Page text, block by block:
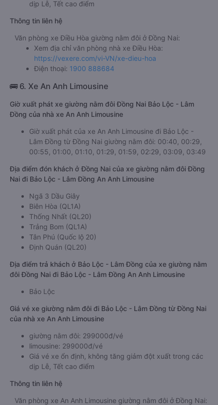
dịp Lễ, Tết cao điểm
Thông tin liên hệ
Văn phòng xe Điều Hòa giường nằm đôi ở Đồng Nai:
Xem địa chỉ văn phòng nhà xe Điều Hòa:
https://vexere.com/vi-VN/xe-dieu-hoa
Điện thoại: 1900 888684
🚌 6. Xe An Anh Limousine
Giờ xuất phát xe giường nằm đôi Đồng Nai Bảo Lộc - Lâm
Đồng của nhà xe An Anh Limousine
Giờ xuất phát của xe An Anh Limousine đi Bảo Lộc -
Lâm Đồng từ Đồng Nai giường nằm đôi: 00:40, 00:29,
00:55, 01:00, 01:10, 01:29, 01:59, 02:29, 03:09, 03:49
Địa điểm đón khách ở Đồng Nai của xe giường nằm đôi Đồng
Nai đi Bảo Lộc - Lâm Đồng An Anh Limousine
Ngã 3 Dầu Giây
Biên Hòa (QL1A)
Thống Nhất (QL20)
Trảng Bom (QL1A)
Tân Phú (Quốc lộ 20)
Định Quán (QL20)
Địa điểm trả khách ở Bảo Lộc - Lâm Đồng của xe giường nằm
đôi Đồng Nai đi Bảo Lộc - Lâm Đồng An Anh Limousine
Bảo Lộc
Giá vé xe giường nằm đôi đi Bảo Lộc - Lâm Đồng từ Đồng Nai
của nhà xe An Anh Limousine
giường nằm đôi: 299000đ/vé
limousine: 299000đ/vé
Giá vé xe ổn định, không tăng giảm đột xuất trong các
dịp Lễ, Tết cao điểm
Thông tin liên hệ
Văn phòng xe An Anh Limousine giường nằm đôi ở Đồng Nai: